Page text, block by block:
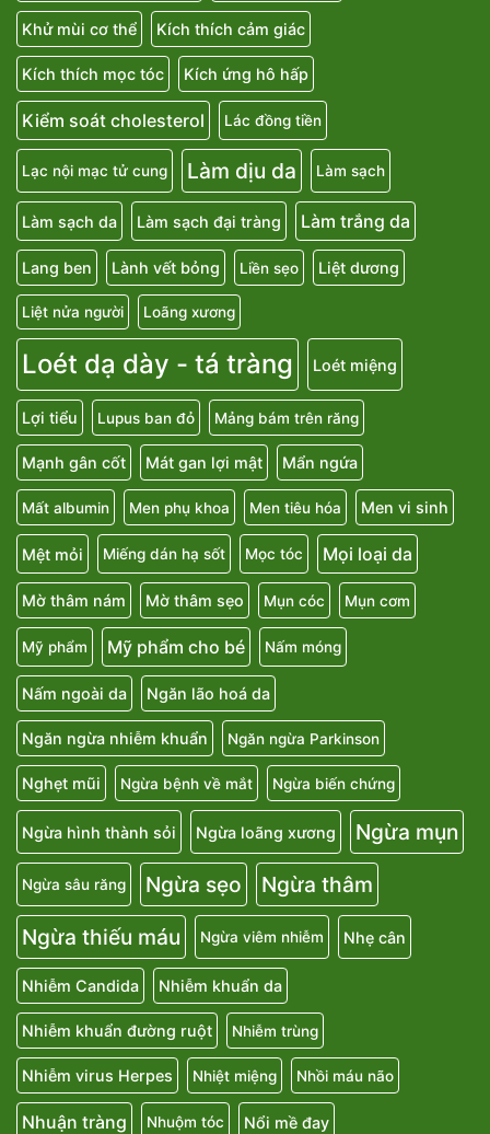
Khử mùi cơ thể Kích thích cảm giác
Kích thích mọc tóc Kích ứng hô hấp
Kiểm soát cholesterol Lác đồng tiền
Lạc nội mạc tử cung Làm dịu da Làm sạch
Làm sạch da Làm sạch đại tràng Làm trắng da
Lang ben Lành vết bỏng Liền sẹo Liệt dương
Liệt nửa người Loãng xương
Loét dạ dày - tá tràng Loét miệng
Lợi tiểu Lupus ban đỏ Mảng bám trên răng
Mạnh gân cốt Mát gan lợi mật Mẩn ngứa
Mất albumin Men phụ khoa Men tiêu hóa Men vi sinh
Mệt mỏi Miếng dán hạ sốt Mọc tóc Mọi loại da
Mờ thâm nám Mờ thâm sẹo Mụn cóc Mụn cơm
Mỹ phẩm Mỹ phẩm cho bé Nấm móng
Nấm ngoài da Ngăn lão hoá da
Ngăn ngừa nhiễm khuẩn Ngăn ngừa Parkinson
Nghẹt mũi Ngừa bệnh về mắt Ngừa biến chứng
Ngừa hình thành sỏi Ngừa loãng xương Ngừa mụn
Ngừa sâu răng Ngừa sẹo
Ngừa thâm
Ngừa thiếu máu
Ngừa viêm nhiễm Nhẹ cân
Nhiễm Candida Nhiễm khuẩn da
Nhiễm khuẩn đường ruột Nhiễm trùng
Nhiễm virus Herpes Nhiệt miệng Nhồi máu não
Nhuận tràng Nhuộm tóc Nổi mề đay